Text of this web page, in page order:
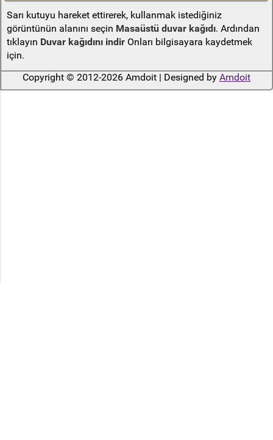
Sarı kutuyu hareket ettirerek, kullanmak istediğiniz
görüntünün alanını seçin Masaüstü duvar kağıdı. Ardından
tıklayın Duvar kağıdını indirOnları bilgisayara kaydetmek
için.
Copyright © 2012-2026 Amdoit | Designed by Amdoit